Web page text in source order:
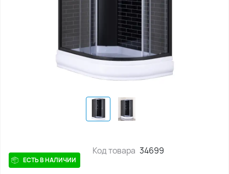
ЕСТЬ В НАЛИЧИИ
Код товара 34699